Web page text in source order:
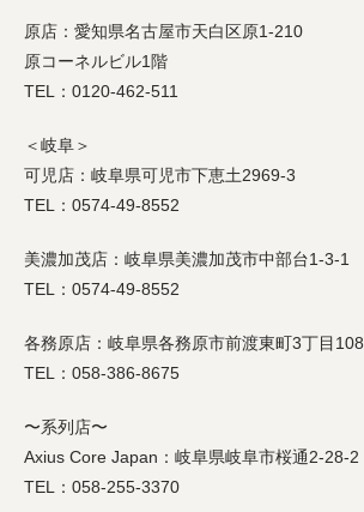
原店：愛知県名古屋市天白区原1-210
原コーネルビル1階
TEL：0120-462-511
＜岐阜＞
可児店：岐阜県可児市下恵土2969-3
TEL：0574-49-8552
美濃加茂店：岐阜県美濃加茂市中部台1-3-1
TEL：0574-49-8552
各務原店：岐阜県各務原市前渡東町3丁目108
TEL：058-386-8675
〜系列店〜
Axius Core Japan：岐阜県岐阜市桜通2-28-2
TEL：058-255-3370